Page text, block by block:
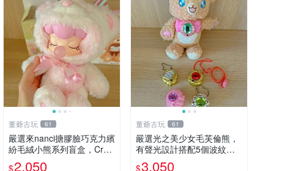
董爺古玩 61
嚴選來nanci搪膠臉巧克力繽
紛毛絨小熊系列盲盒，Crea
my櫻花巧藝盲盒 隱藏款Cre
$2,050
董爺古玩 61
嚴選光之美少女毛芙倫熊，
有聲光設計搭配5個波紋
石，成色完美如圖。爽快附
$3,050